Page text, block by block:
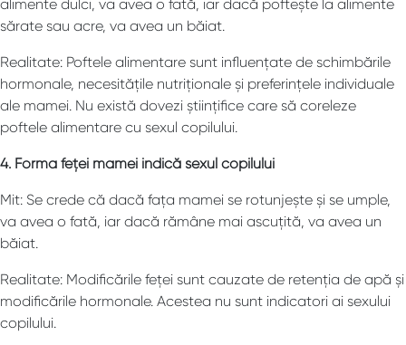
alimente dulci, va avea o fată, iar dacă poftește la alimente
sărate sau acre, va avea un băiat.
Realitate: Poftele alimentare sunt influențate de schimbările
hormonale, necesitățile nutriționale și preferințele individuale
ale mamei. Nu există dovezi științifice care să coreleze
poftele alimentare cu sexul copilului.
4. Forma feței mamei indică sexul copilului
Mit: Se crede că dacă fața mamei se rotunjește și se umple,
va avea o fată, iar dacă rămâne mai ascuțită, va avea un
băiat.
Realitate: Modificările feței sunt cauzate de retenția de apă și
modificările hormonale. Acestea nu sunt indicatori ai sexului
copilului.